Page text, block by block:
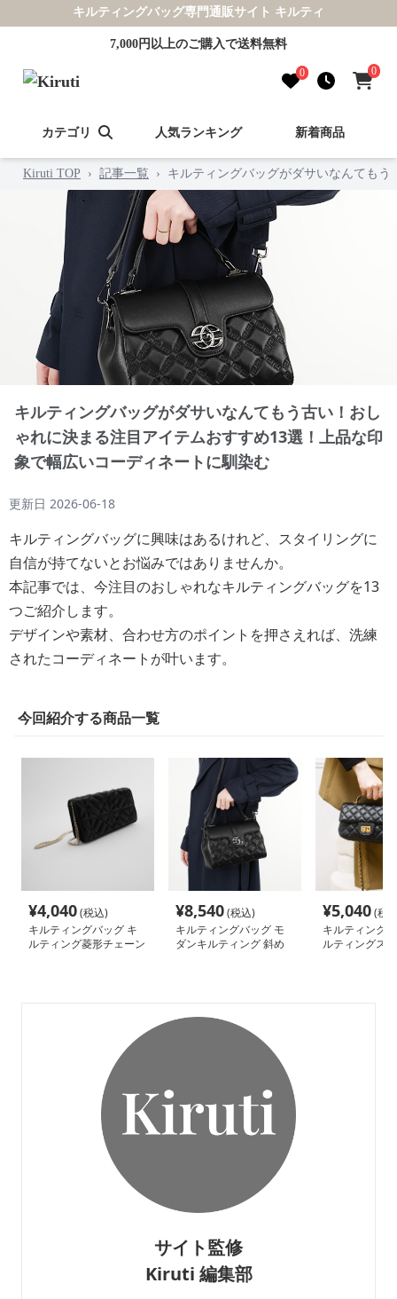
キルティングバッグ専門通販サイト キルティ
7,000円以上のご購入で送料無料
0 0
カテゴリ 人気ランキング 新着商品
Kiruti TOP › 記事一覧 › キルティングバッグがダサいなんても
キルティングバッグがダサいなんてもう古い！おし
ゃれに決まる注目アイテムおすすめ13選！上品な印
象で幅広いコーディネートに馴染む
更新日 2026-06-18
キルティングバッグに興味はあるけれど、スタイリングに
自信が持てないとお悩みではありませんか。
本記事では、今注目のおしゃれなキルティングバッグを13
つご紹介します。
デザインや素材、合わせ方のポイントを押さえれば、洗練
されたコーディネートが叶います。
今回紹介する商品一覧
¥4,040(税込)
キルティングバッグ キ
ルティング菱形チェーン
¥8,540(税込)
キルティングバッグ モ
ダンキルティング 斜め
¥5,040(税
キルティング
ルティングス
サイト監修
Kiruti 編集部